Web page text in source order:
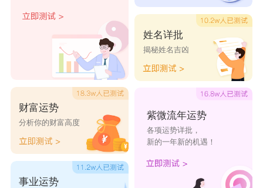
胆地向你表达自己的感情，甚至做出更过的举动也
处女座：莫名其妙地对你发脾气
处女座都是很善良的人，不会随便对人发脾
气，他们平时都觉得自己很厉害，如果他们有喜欢
的人了，完全是不把别人放在眼里，只会生喜欢人
的气，那么就说明他们是真的喜欢你了。
天秤座：突然的沉默，尴尬的气氛
天秤座
是非常擅长于社交，在人际交往这方面
财富运势
分析你的财富高度
事业运势
姓名详批
揭秘姓名吉凶
紫微流年运势
各项运势详批，
新的一年新的机遇！